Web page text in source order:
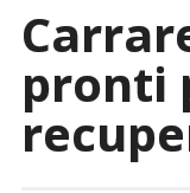
pronti